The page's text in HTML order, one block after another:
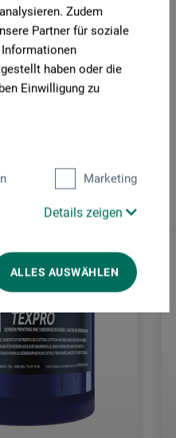
Zudem
Partner für soziale
Informationen
haben oder die
Einwilligung zu
Marketing
Details zeigen
ALLES AUSWÄHLEN